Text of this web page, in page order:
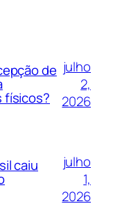
de
físicos?
julho
2,
2026
caiu
julho
1,
2026